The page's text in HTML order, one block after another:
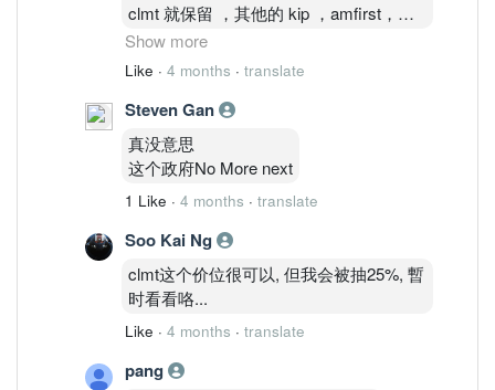
clmt 就保留 ，其他的 kip ，amfirst，
sentral ，sun 。。
也慢慢跑了
又怕roti canai pula
哈哈事事难料
Show more
Like · 4 months · translate
Steven Gan
真没意思
这个政府No More next
1 Like · 4 months · translate
Soo Kai Ng
clmt这个价位很可以, 但我会被抽25%, 暫
时看看咯...
Like · 4 months · translate
pang